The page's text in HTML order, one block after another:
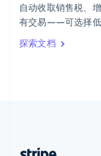
自动收取销售税、
有交易——可选择低
探索文档
意大利
ItalianoEnglish
印度
English